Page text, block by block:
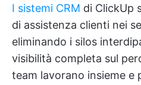
I sistemi CRM di ClickUp
di assistenza clienti nei
eliminando i silos
visibilità completa sul
team lavorano insieme e